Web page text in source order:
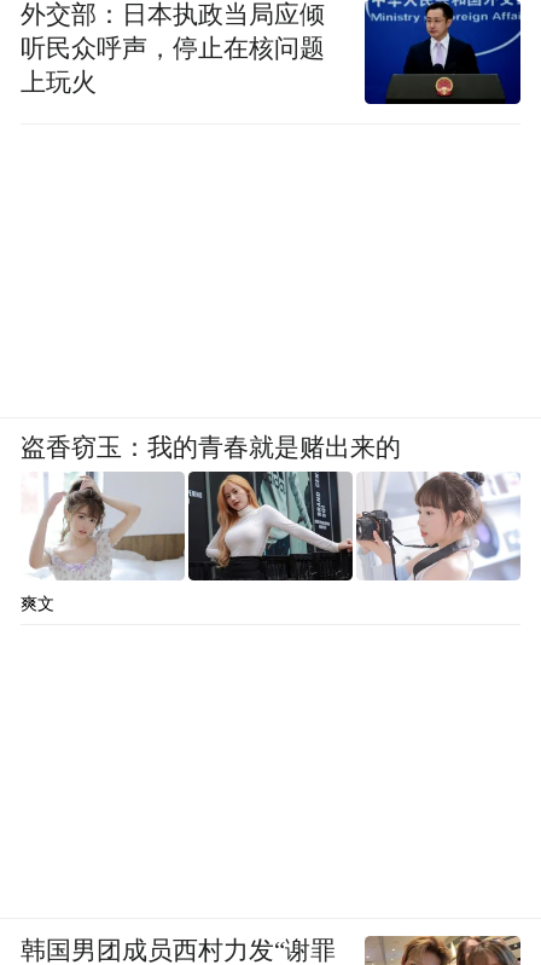
目前，胶州湾第二隧道、唐河路-安顺路打通
等续建项目完成节点目标；辽阳路快速路、
“特别声明：以上作品内容(包括在内的视频、图片或音
频)为凤凰网旗下自媒体平台“大风号”用户上传并发
布，本平台仅提供信息存储空间服务。
Notice: The content above (including the videos,
pictures and audios if any) is uploaded and posted
by the user of Dafeng Hao, which is a social media
外交部：日本执政当局应倾
听民众呼声，停止在核问题
上玩火
盗香窃玉：我的青春就是赌出来的
爽文
韩国男团成员西村力发“谢罪